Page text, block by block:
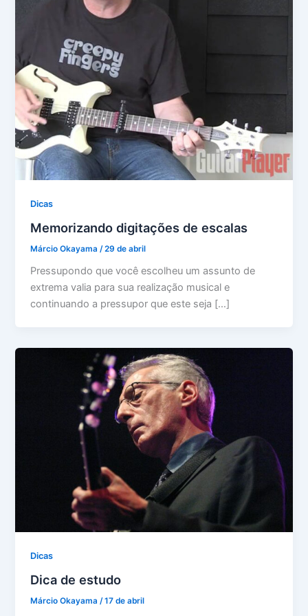
Dicas
Memorizando digitações de escalas
Márcio Okayama /29 de abril
Pressupondo que você escolheu um assunto de
extrema valia para sua realização musical e
continuando a pressupor que este seja […]
Dicas
Dica de estudo
Márcio Okayama /17 de abril